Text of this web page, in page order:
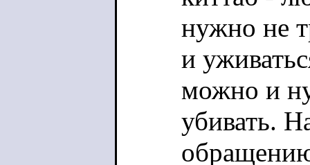
нужно не
и
можно и
убивать.